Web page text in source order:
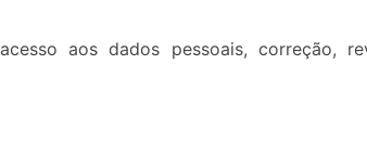
aos dados pessoais, correção,